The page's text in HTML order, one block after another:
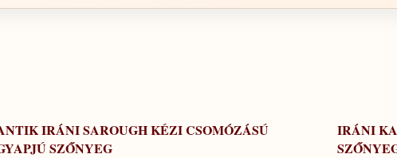
IRÁNI SAROUGH KÉZI CSOMÓZÁSÚ
SZŐNYEG
IRÁNI